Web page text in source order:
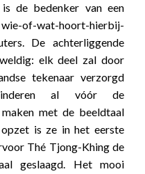
de bedenker van een
of-wat-hoort-hierbij-
De achterliggende
elk deel zal door
tekenaar verzorgd
al vóór de
met de beeldtaal
is ze in het eerste
Thé Tjong-Khing de
geslaagd. Het mooi